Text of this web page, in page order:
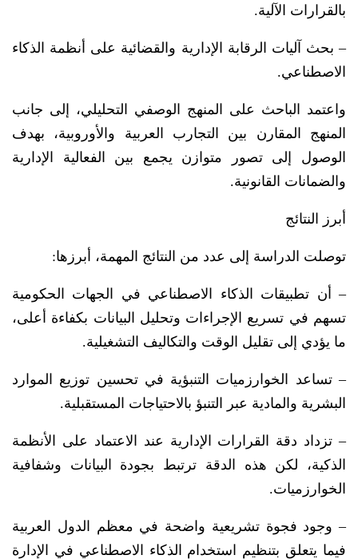
بالقرارات الآلية.
– بحث آليات الرقابة الإدارية والقضائية على أنظمة الذكاء
الاصطناعي.
واعتمد الباحث على المنهج الوصفي التحليلي، إلى جانب
المنهج المقارن بين التجارب العربية والأوروبية، بهدف
الوصول إلى تصور متوازن يجمع بين الفعالية الإدارية
والضمانات القانونية.
أبرز النتائج
توصلت الدراسة إلى عدد من النتائج المهمة، أبرزها:
– أن تطبيقات الذكاء الاصطناعي في الجهات الحكومية
تسهم في تسريع الإجراءات وتحليل البيانات بكفاءة أعلى،
ما يؤدي إلى تقليل الوقت والتكاليف التشغيلية.
– تساعد الخوارزميات التنبؤية في تحسين توزيع الموارد
البشرية والمادية عبر التنبؤ بالاحتياجات المستقبلية.
– تزداد دقة القرارات الإدارية عند الاعتماد على الأنظمة
الذكية، لكن هذه الدقة ترتبط بجودة البيانات وشفافية
الخوارزميات.
– وجود فجوة تشريعية واضحة في معظم الدول العربية
فيما يتعلق بتنظيم استخدام الذكاء الاصطناعي في الإدارة